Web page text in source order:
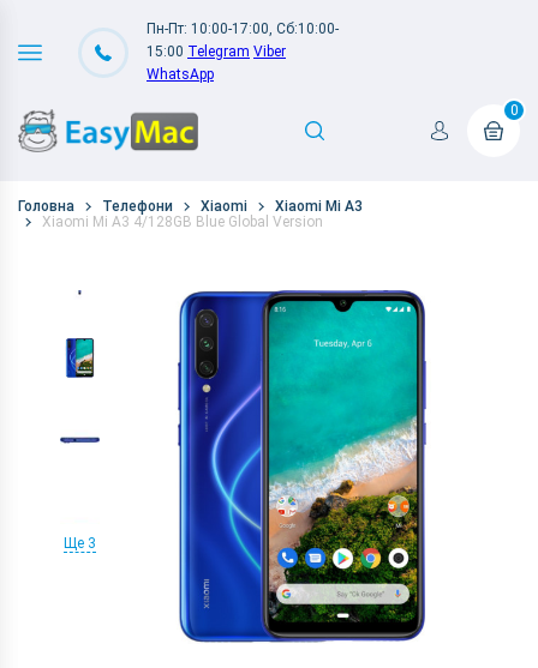
Пн-Пт: 10:00-17:00, Сб:10:00-
15:00 Telegram Viber
WhatsApp
0
Головна Телефони Xiaomi
Xiaomi Mi A3
Xiaomi Mi A3 4/128GB Blue Global Version
Ще 3